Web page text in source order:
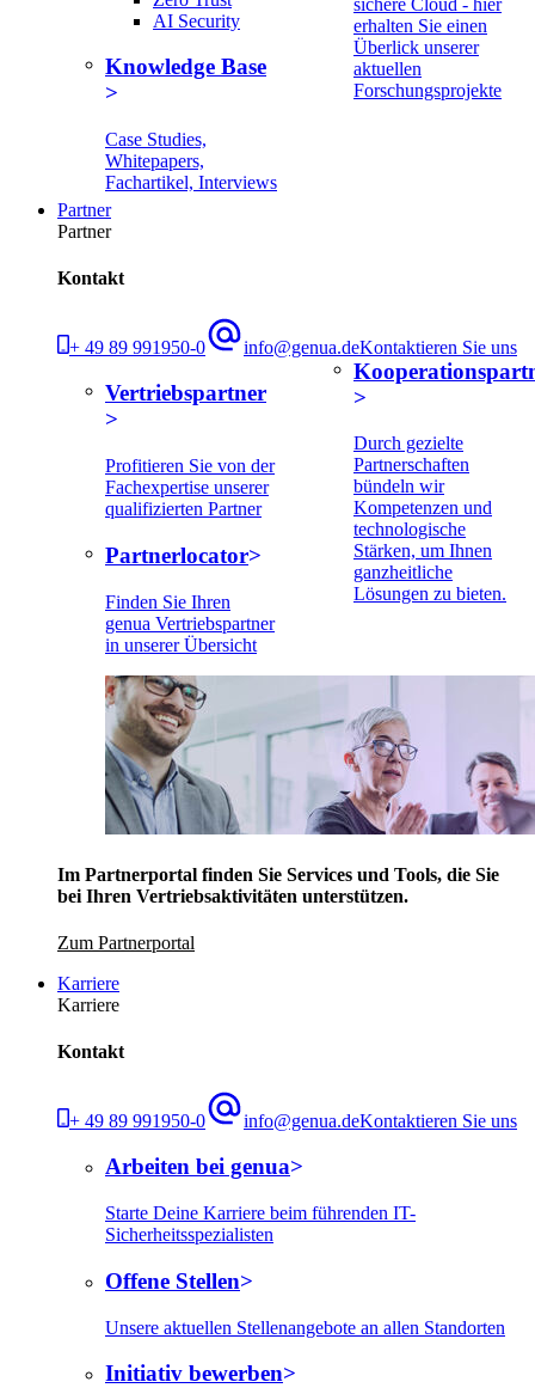
AI Security
Knowledge Base
Case Studies,
Whitepapers,
Fachartikel, Interviews
erhalten Sie einen
Überlick unserer
aktuellen
Forschungsprojekte
Partner
Partner
Kontakt
+ 49 89 991950-0 info@genua.deKontaktieren Sie uns
Vertriebspartner
Profitieren Sie von der
Fachexpertise unserer
qualifizierten Partner
Partnerlocator
Finden Sie Ihren
genua Vertriebspartner
in unserer Übersicht
Durch gezielte
Partnerschaften
bündeln wir
Kompetenzen und
technologische
Stärken, um Ihnen
ganzheitliche
Lösungen zu bieten.
Im Partnerportal finden Sie Services und Tools, die Sie
bei Ihren Vertriebsaktivitäten unterstützen.
Zum Partnerportal
Karriere
Karriere
Kontakt
+ 49 89 991950-0 info@genua.deKontaktieren Sie uns
Arbeiten bei genua
Starte Deine Karriere beim führenden IT-
Sicherheitsspezialisten
Offene Stellen
Unsere aktuellen Stellenangebote an allen Standorten
Initiativ bewerben